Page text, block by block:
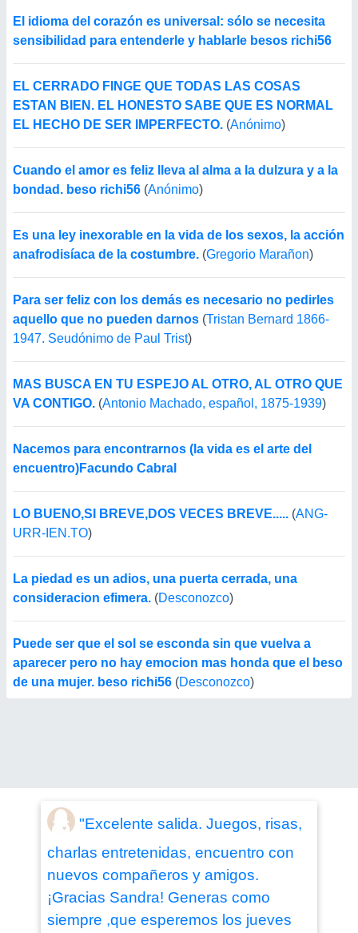
El idioma del corazón es universal: sólo se necesita
sensibilidad para entenderle y hablarle besos richi56
EL CERRADO FINGE QUE TODAS LAS COSAS
ESTAN BIEN. EL HONESTO SABE QUE ES NORMAL
EL HECHO DE SER IMPERFECTO. (Anónimo)
Cuando el amor es feliz lleva al alma a la dulzura y a la
bondad. beso richi56 (Anónimo)
Es una ley inexorable en la vida de los sexos, la acción
anafrodisíaca de la costumbre. (Gregorio Marañon)
Para ser feliz con los demás es necesario no pedirles
aquello que no pueden darnos (Tristan Bernard 1866-
1947. Seudónimo de Paul Trist)
MAS BUSCA EN TU ESPEJO AL OTRO, AL OTRO QUE
VA CONTIGO. (Antonio Machado, español, 1875-1939)
Nacemos para encontrarnos (la vida es el arte del
encuentro)Facundo Cabral
LO BUENO,SI BREVE,DOS VECES BREVE..... (ANG-
URR-IEN.TO)
La piedad es un adios, una puerta cerrada, una
consideracion efimera. (Desconozco)
Puede ser que el sol se esconda sin que vuelva a
aparecer pero no hay emocion mas honda que el beso
de una mujer. beso richi56 (Desconozco)
"Excelente salida. Juegos, risas,
charlas entretenidas, encuentro con
nuevos compañeros y amigos.
¡Gracias Sandra! Generas como
siempre ,que esperemos los jueves